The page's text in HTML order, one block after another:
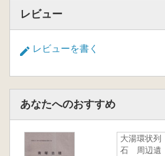
レビュー
レビューを書く
あなたへのおすすめ
大湯環状列
石 周辺遺